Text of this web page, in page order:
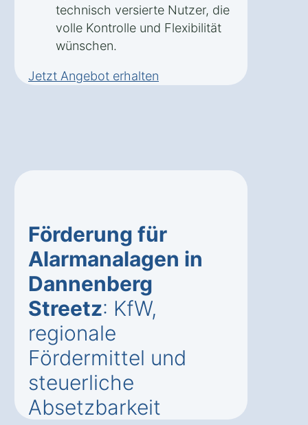
technisch versierte Nutzer, die
volle Kontrolle und Flexibilität
wünschen.
Jetzt Angebot erhalten
Förderung für
Alarmanalagen in
Dannenberg
Streetz: KfW,
regionale
Fördermittel und
steuerliche
Absetzbarkeit